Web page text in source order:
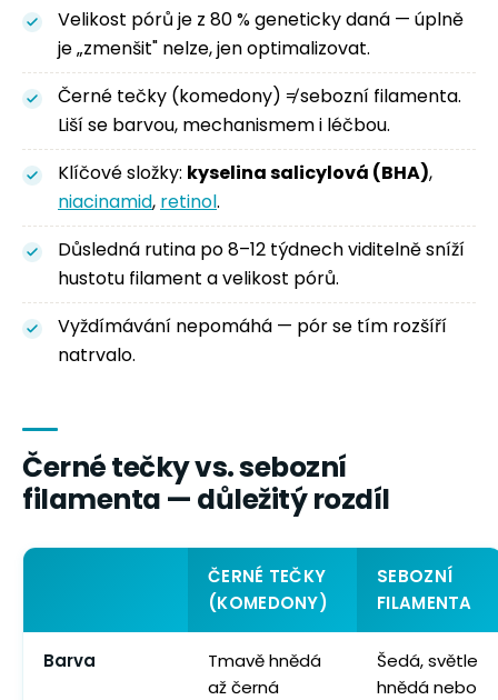
Velikost pórů je z 80 % geneticky daná — úplně
je „zmenšit" nelze, jen optimalizovat.
Černé tečky (komedony) ≠ sebozní filamenta.
Liší se barvou, mechanismem i léčbou.
Klíčové složky: kyselina salicylová (BHA),
niacinamid, retinol.
Důsledná rutina po 8–12 týdnech viditelně sníží
hustotu filament a velikost pórů.
Vyždímávání nepomáhá — pór se tím rozšíří
natrvalo.
Černé tečky vs. sebozní
filamenta — důležitý rozdíl
ČERNÉ TEČKY
(KOMEDONY)
SEBOZNÍ
FILAMENTA
Barva
Tmavě hnědá
až černá
Šedá, světle
hnědá nebo